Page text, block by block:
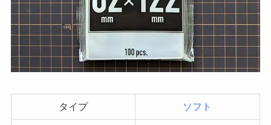
タイプ ソフト